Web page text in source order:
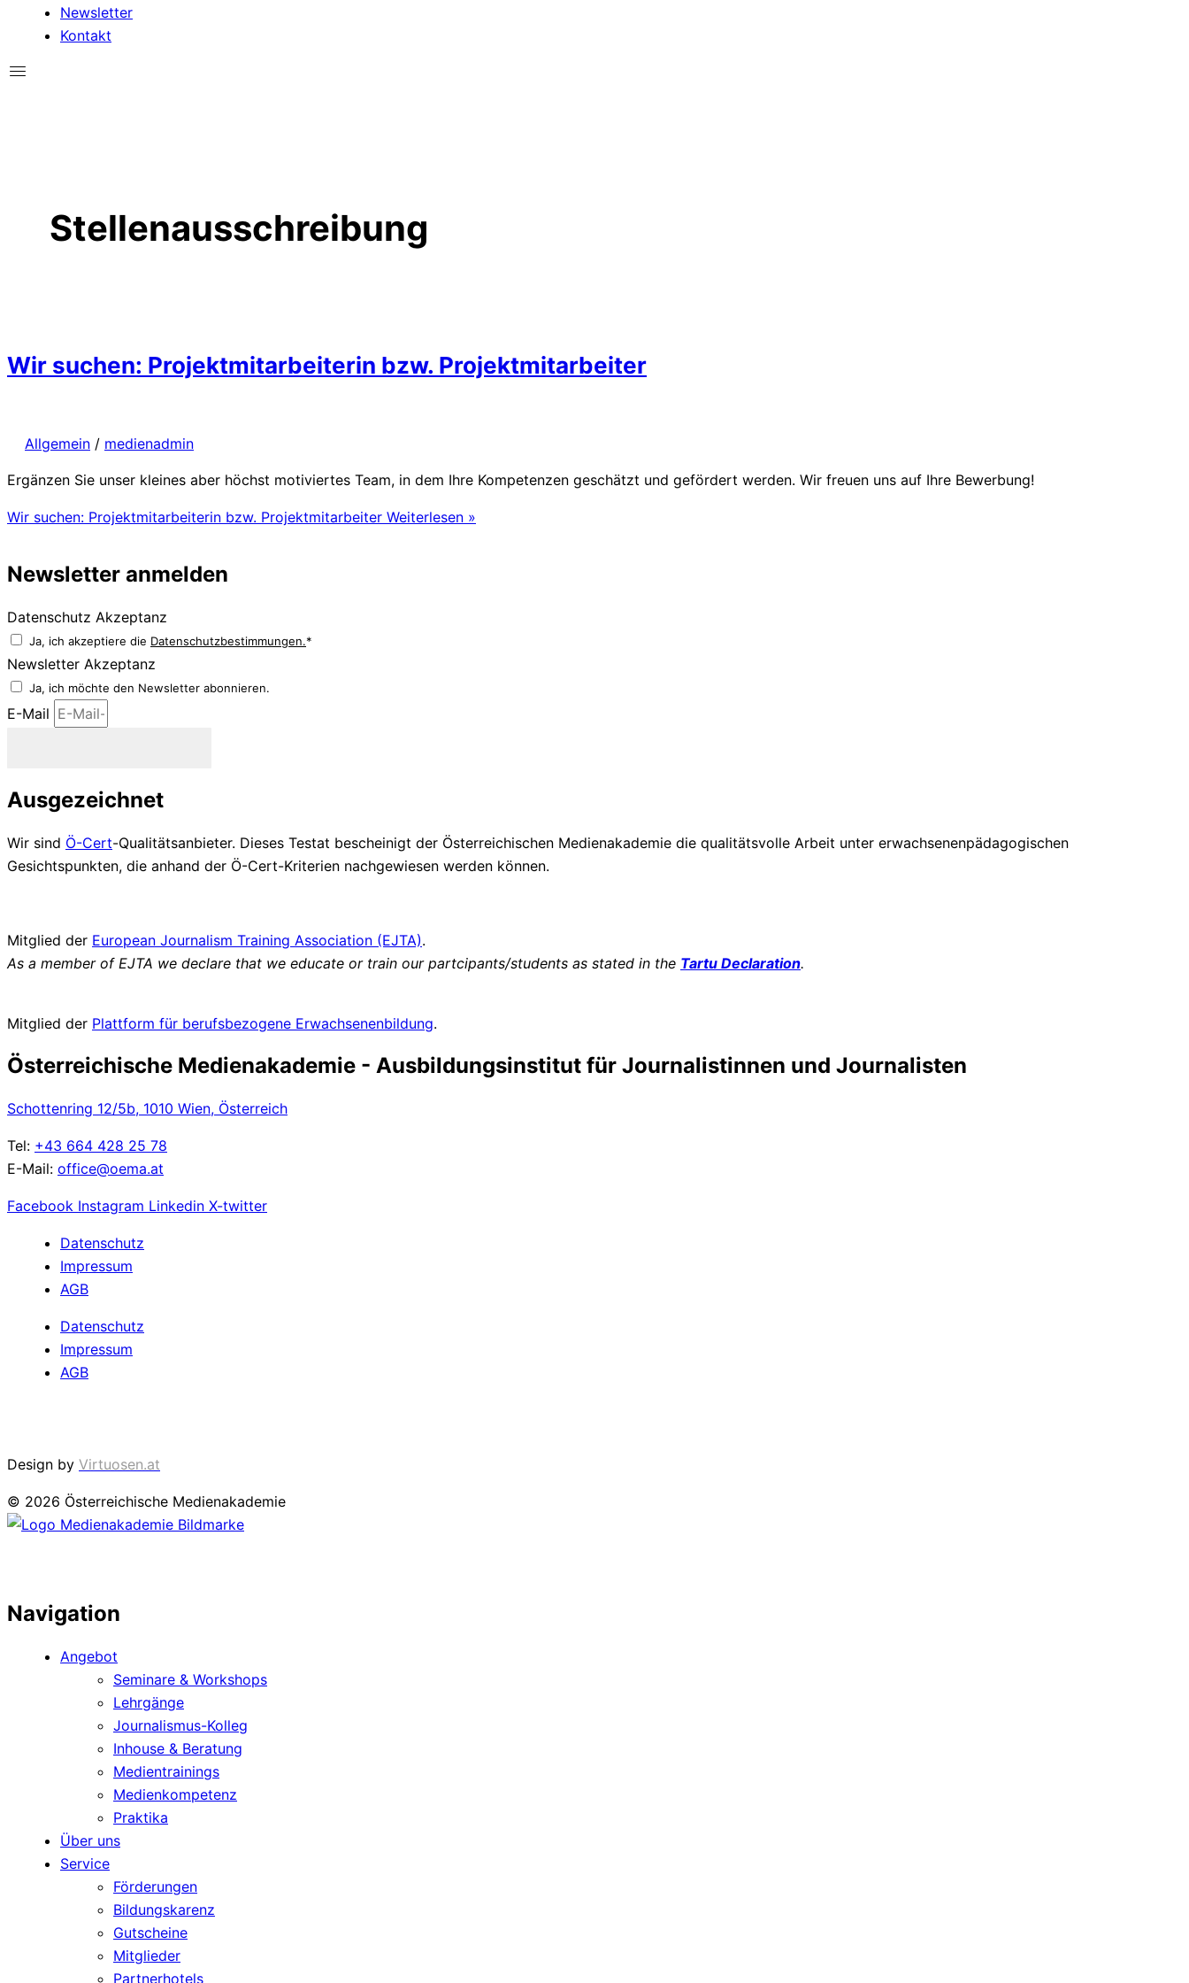
Newsletter
Kontakt
Stellenausschreibung
Wir suchen: Projektmitarbeiterin bzw. Projektmitarbeiter
Allgemein / medienadmin
Ergänzen Sie unser kleines aber höchst motiviertes Team, in dem Ihre Kompetenzen geschätzt und gefördert werden. Wir freuen uns auf Ihre Bewerbung!
Wir suchen: Projektmitarbeiterin bzw. Projektmitarbeiter Weiterlesen »
Newsletter anmelden
Datenschutz Akzeptanz
Ja, ich akzeptiere die Datenschutzbestimmungen.*
Newsletter Akzeptanz
Ja, ich möchte den Newsletter abonnieren.
E-Mail
Ausgezeichnet
Wir sind Ö-Cert-Qualitätsanbieter. Dieses Testat bescheinigt der Österreichischen Medienakademie die qualitätsvolle Arbeit unter erwachsenenpädagogischen
Gesichtspunkten, die anhand der Ö-Cert-Kriterien nachgewiesen werden können.
Mitglied der European Journalism Training Association (EJTA).
As a member of EJTA we declare that we educate or train our partcipants/students as stated in the Tartu Declaration.
Mitglied der Plattform für berufsbezogene Erwachsenenbildung.
Österreichische Medienakademie - Ausbildungsinstitut für Journalistinnen und Journalisten
Schottenring 12/5b, 1010 Wien, Österreich
Tel: +43 664 428 25 78
E-Mail: office@oema.at
Facebook Instagram Linkedin X-twitter
Datenschutz
Impressum
AGB
Datenschutz
Impressum
AGB
Design by Virtuosen.at
© 2026 Österreichische Medienakademie
Navigation
Angebot
Seminare & Workshops
Lehrgänge
Journalismus-Kolleg
Inhouse & Beratung
Medientrainings
Medienkompetenz
Praktika
Über uns
Service
Förderungen
Bildungskarenz
Gutscheine
Mitglieder
Partnerhotels